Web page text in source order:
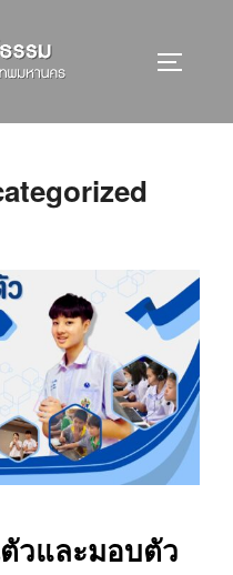
วและมอบตัว